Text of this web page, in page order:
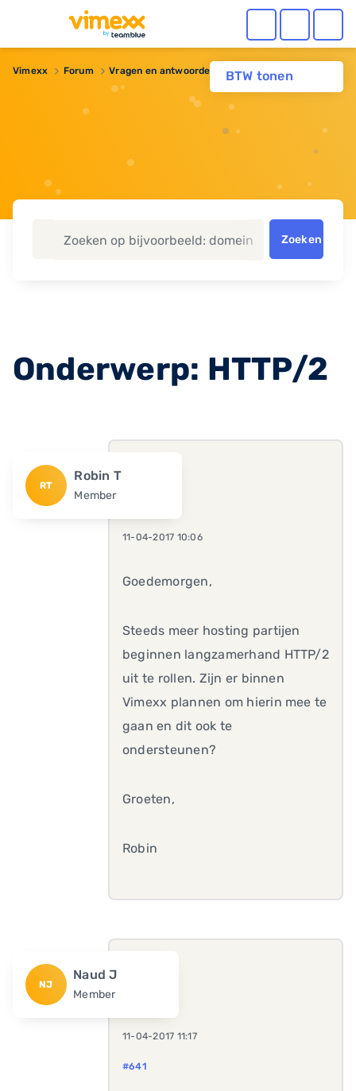
BTW tonen
Vimexx Forum Vragen en antwoorden HTTP/2
Zoeken
Onderwerp: HTTP/2
RT
Robin T
Member
11-04-2017 10:06
Goedemorgen,
Steeds meer hosting partijen
beginnen langzamerhand HTTP/2
uit te rollen. Zijn er binnen
Vimexx plannen om hierin mee te
gaan en dit ook te
ondersteunen?
Groeten,
Robin
NJ
Naud J
Member
11-04-2017 11:17
#641